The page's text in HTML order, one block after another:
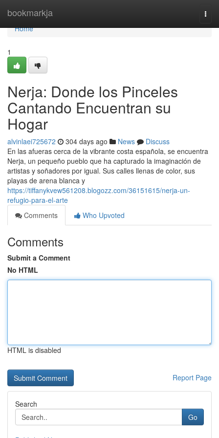
bookmarkja
Home
Home
1
Nerja: Donde los Pinceles
Cantando Encuentran su
Hogar
alvinlaei725672 304 days ago News
Discuss
En las afueras cerca de la vibrante costa española, se encuentra
Nerja, un pequeño pueblo que ha capturado la imaginación de
artistas y soñadores por igual. Sus calles llenas de color, sus
playas de arena blanca y
https://tiffanykvew561208.blogozz.com/36151615/nerja-un-
refugio-para-el-arte
Comments
Who Upvoted
Comments
Submit a Comment
No HTML
HTML is disabled
Report Page
Search
Go